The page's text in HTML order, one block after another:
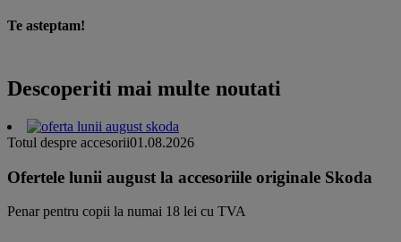
Te asteptam!
Descoperiti mai multe noutati
Totul despre accesorii01.08.2026
Ofertele lunii august la accesoriile originale Skoda
Penar pentru copii la numai 18 lei cu TVA